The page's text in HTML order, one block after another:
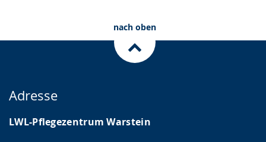
nach oben
Adresse
LWL-Pflegezentrum Warstein